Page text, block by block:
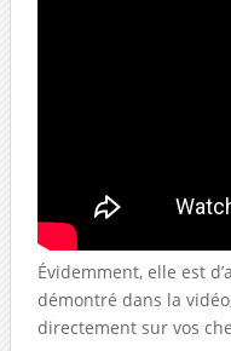
Évidemment, elle est
démontré dans la
directement sur vos